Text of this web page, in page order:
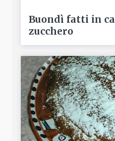
Buondì fatti in
zucchero